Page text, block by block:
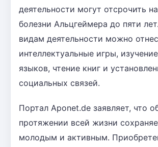
деятельности могут отсрочить
болезни Альцгеймера до пяти
видам деятельности можно
интеллектуальные игры,
языков, чтение книг и
социальных связей.
Портал Aponet.de заявляет, что
протяжении всей жизни
молодым и активным.